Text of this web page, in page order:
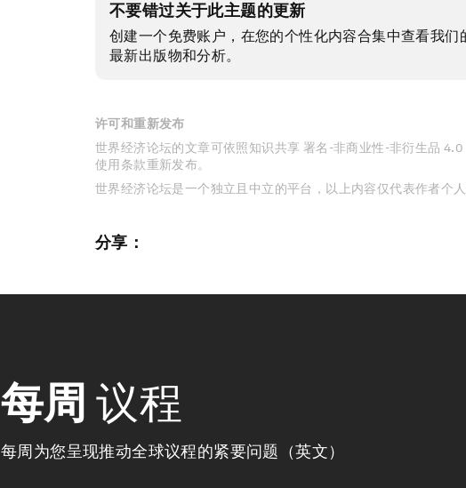
不要错过关于此主题的更新
创建一个免费账户，在您的个性化内容合集中查看我们
最新出版物和分析。
许可和重新发布
世界经济论坛的文章可依照知识共享 署名-非商业性-非衍生品
使用条款重新发布。
世界经济论坛是一个独立且中立的平台，以上内容仅代表作者个人
分享：
每周 议程
每周为您呈现推动全球议程的紧要问题（英文）